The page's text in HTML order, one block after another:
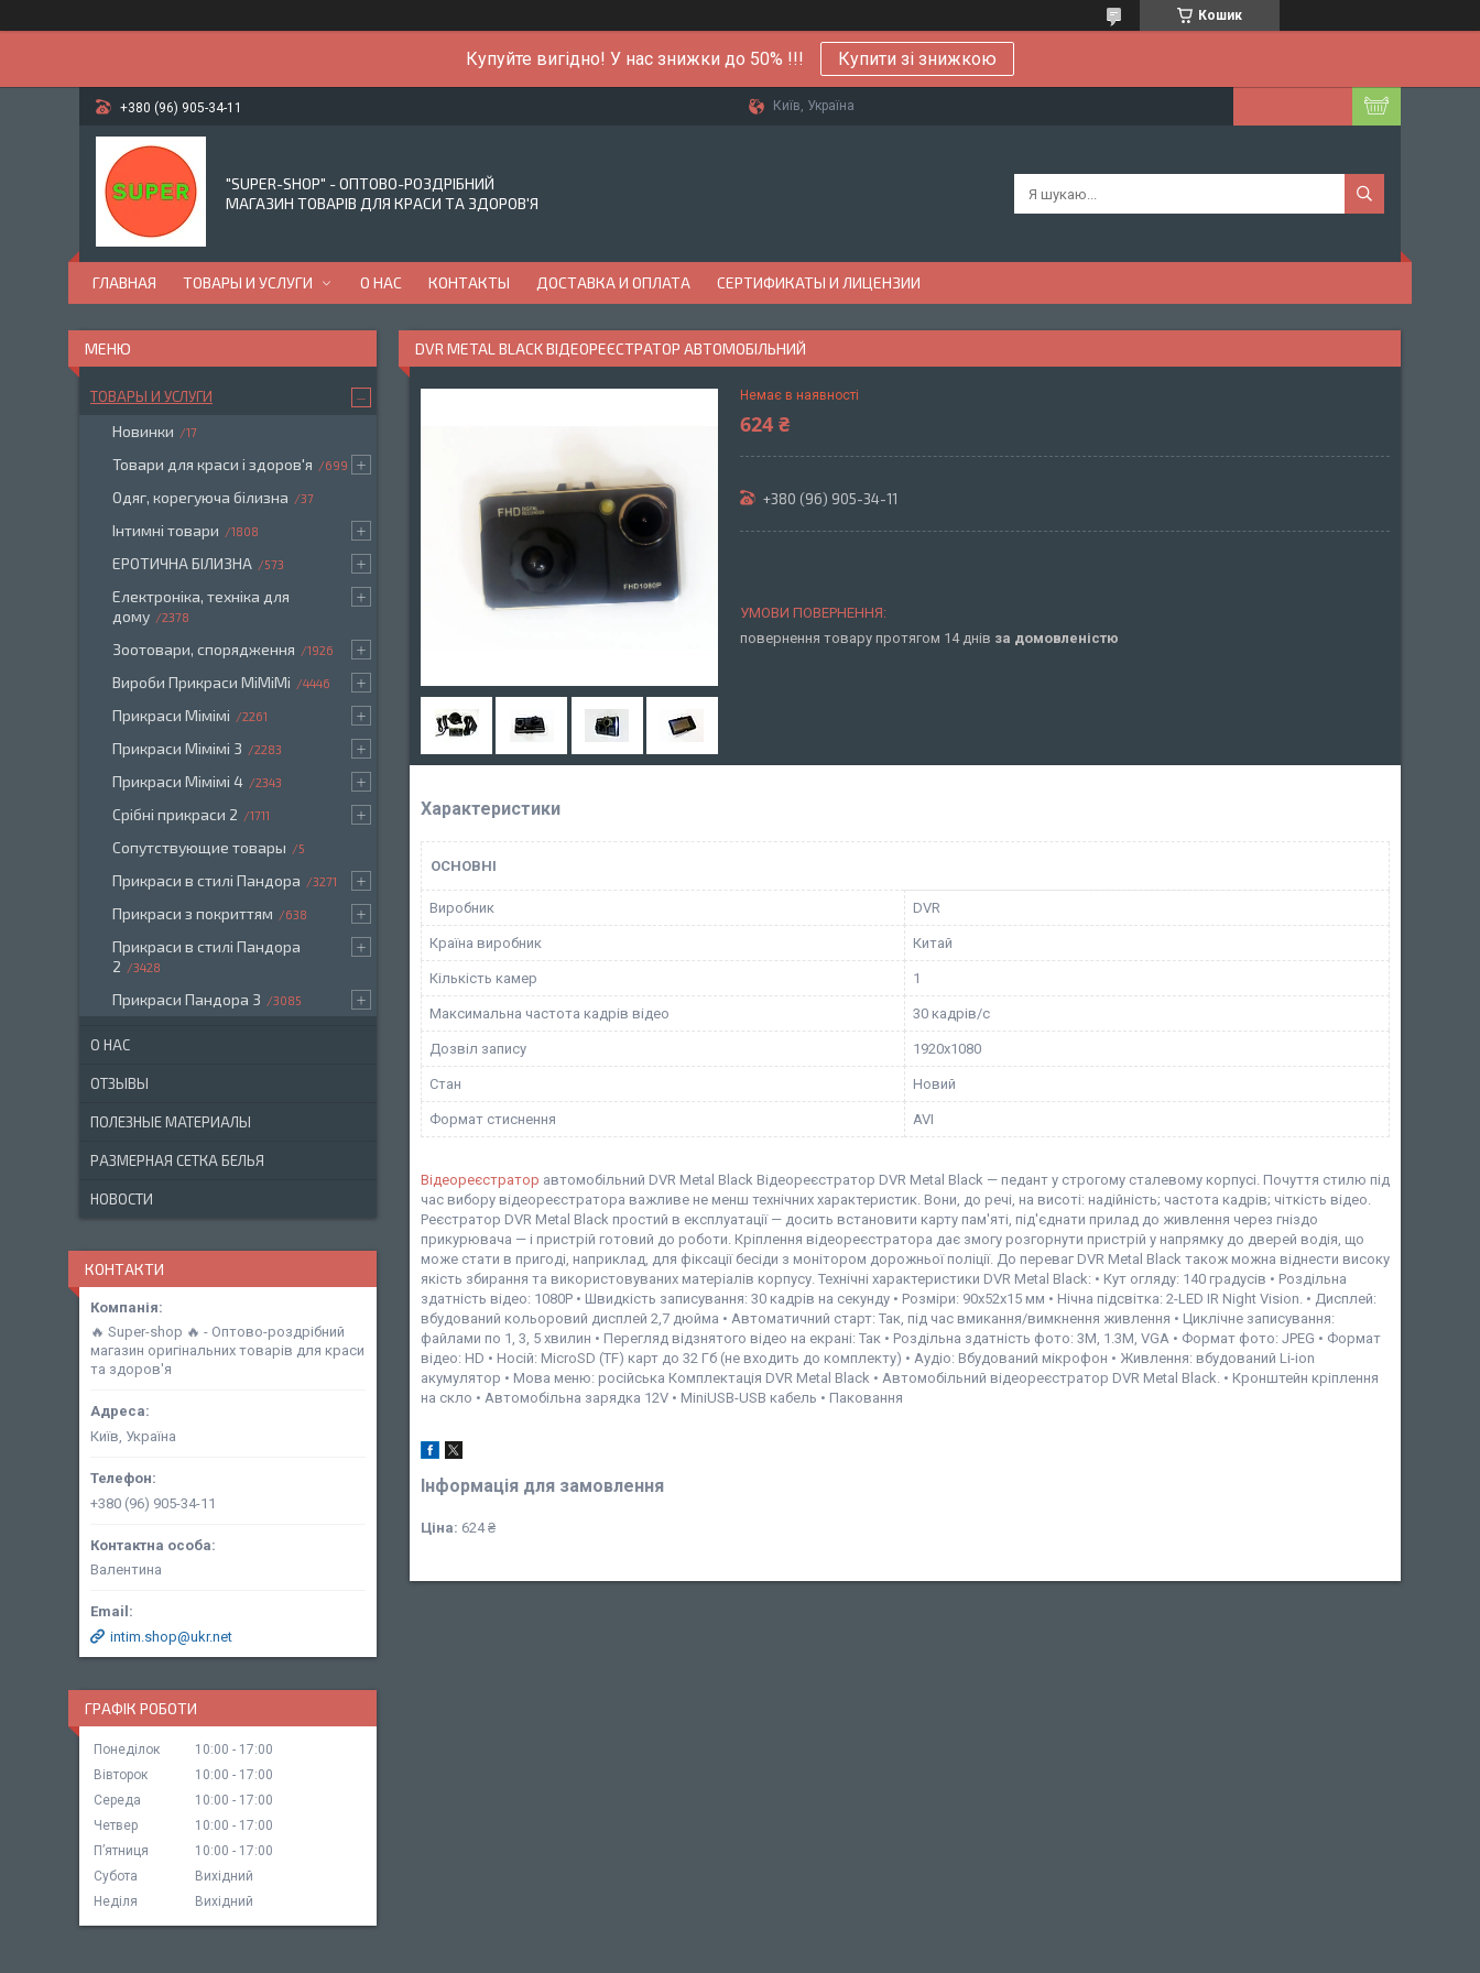
Кошик
Купуйте вигідно! У нас знижки до 50% !!! Купити зі знижкою
+380 (96) 905-34-11 Київ, Україна
"SUPER-SHOP" - ОПТОВО-РОЗДРІБНИЙ
МАГАЗИН ТОВАРІВ ДЛЯ КРАСИ ТА ЗДОРОВ'Я
ГЛАВНАЯ ТОВАРЫ И УСЛУГИ О НАС КОНТАКТЫ ДОСТАВКА И ОПЛАТА СЕРТИФИКАТЫ И ЛИЦЕНЗИИ
DVR METAL BLACK ВІДЕОРЕЄСТРАТОР АВТОМОБІЛЬНИЙ
Немає в наявності
624 ₴
+380 (96) 905-34-11
повернення товару протягом 14 днів за домовленістю
Характеристики
ОСНОВНІ
Виробник DVR
Країна виробник Китай
Кількість камер 1
Максимальна частота кадрів відео 30 кадрів/с
Дозвіл запису 1920х1080
Стан Новий
Формат стиснення AVI
Відеореєстратор автомобільний DVR Metal Black Відеореєстратор DVR Metal Black — педант у строгому сталевому корпусі. Почуття стилю під
час вибору відеореєстратора важливе не менш технічних характеристик. Вони, до речі, на висоті: надійність; частота кадрів; чіткість відео.
Реєстратор DVR Metal Black простий в експлуатації — досить встановити карту пам'яті, під'єднати прилад до живлення через гніздо
прикурювача — і пристрій готовий до роботи. Кріплення відеореєстратора дає змогу розгорнути пристрій у напрямку до дверей водія, що
може стати в пригоді, наприклад, для фіксації бесіди з монітором дорожньої поліції. До переваг DVR Metal Black також можна віднести високу
якість збирання та використовуваних матеріалів корпусу. Технічні характеристики DVR Metal Black: • Кут огляду: 140 градусів • Роздільна
здатність відео: 1080P • Швидкість записування: 30 кадрів на секунду • Розміри: 90х52х15 мм • Нічна підсвітка: 2-LED IR Night Vision. • Дисплей:
вбудований кольоровий дисплей 2,7 дюйма • Автоматичний старт: Так, під час вмикання/вимкнення живлення • Циклічне записування:
файлами по 1, 3, 5 хвилин • Перегляд відзнятого відео на екрані: Так • Роздільна здатність фото: 3M, 1.3M, VGA • Формат фото: JPEG • Формат
відео: HD • Носій: MicroSD (TF) карт до 32 Гб (не входить до комплекту) • Аудіо: Вбудований мікрофон • Живлення: вбудований Li-ion
акумулятор • Мова меню: російська Комплектація DVR Metal Black • Автомобільний відеореєстратор DVR Metal Black. • Кронштейн кріплення
на скло • Автомобільна зарядка 12V • MiniUSB-USB кабель • Паковання
Інформація для замовлення
Ціна: 624 ₴
ТОВАРЫ И УСЛУГИ
Новинки 17
Товари для краси і здоров'я 699
Одяг, корегуюча білизна 37
Інтимні товари 1808
ЕРОТИЧНА БІЛИЗНА 573
Електроніка, техніка для
дому
2378
Зоотовари, спорядження 1926
Вироби Прикраси МіМіМі 4446
Прикраси Мімімі 2261
Прикраси Мімімі 3 2283
Прикраси Мімімі 4 2343
Срібні прикраси 2 1711
Сопутствующие товары 5
Прикраси в стилі Пандора 3271
Прикраси з покриттям 638
Прикраси в стилі Пандора
2
3428
Прикраси Пандора 3 3085
О НАС
ОТЗЫВЫ
ПОЛЕЗНЫЕ МАТЕРИАЛЫ
РАЗМЕРНАЯ СЕТКА БЕЛЬЯ
НОВОСТИ
КОНТАКТИ
🔥 Super-shop 🔥 - Оптово-роздрібний
магазин оригінальних товарів для краси
та здоров'я
Київ, Україна
+380 (96) 905-34-11
Валентина
intim.shop@ukr.net
ГРАФІК РОБОТИ
Понеділок 10:00
17:00
Вівторок
10:00
17:00
Середа
10:00
17:00
Четвер
10:00
17:00
Пʼятниця
10:00
17:00
Субота
Вихідний
Неділя
Вихідний